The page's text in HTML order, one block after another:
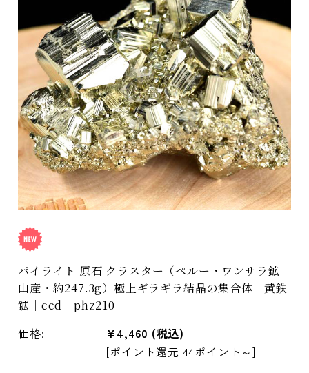
パイライト 原石 クラスター（ペルー・ワンサラ鉱
山産・約247.3g）極上ギラギラ結晶の集合体｜黄鉄
鉱｜ccd｜phz210
価格: ¥4,460 (税込)
[ポイント還元 44ポイント～]